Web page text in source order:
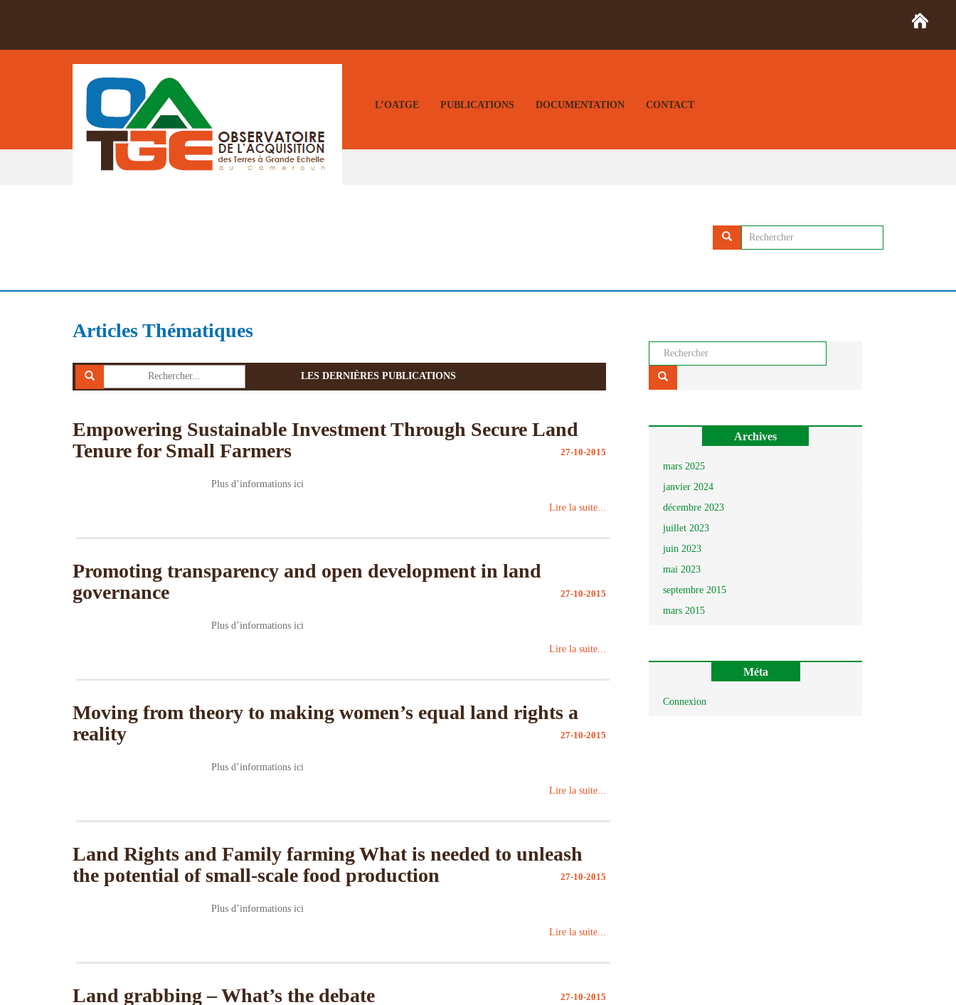
L’OATGE PUBLICATIONS DOCUMENTATION CONTACT
Rechercher...
Articles Thématiques
LES DERNIÈRES PUBLICATIONS
Empowering Sustainable Investment Through Secure Land
Tenure for Small Farmers
27-10-2015
Plus d’informations ici
Lire la suite...
Promoting transparency and open development in land
governance
27-10-2015
Plus d’informations ici
Lire la suite...
Moving from theory to making women’s equal land rights a
reality
27-10-2015
Plus d’informations ici
Lire la suite...
Land Rights and Family farming What is needed to unleash
the potential of small-scale food production
27-10-2015
Plus d’informations ici
Lire la suite...
Land grabbing – What’s the debate 27-10-2015
Archives
mars 2025
janvier 2024
décembre 2023
juillet 2023
juin 2023
mai 2023
septembre 2015
mars 2015
Méta
Connexion